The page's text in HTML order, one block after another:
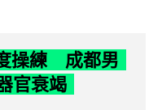
操練 成都男
官衰竭